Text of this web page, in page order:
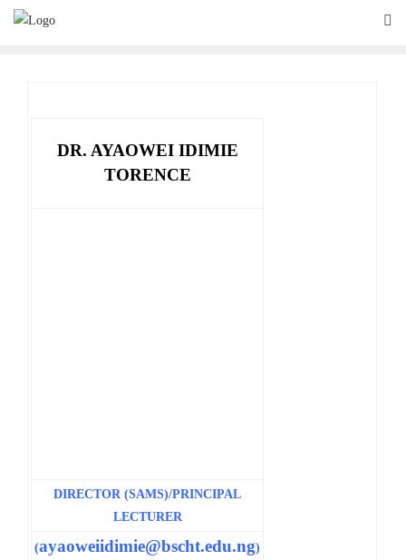
Skip
DR. AYAOWEI IDIMIE
TORENCE
DIRECTOR (SAMS)/PRINCIPAL
LECTURER
(ayaoweiidimie@bscht.edu.ng)